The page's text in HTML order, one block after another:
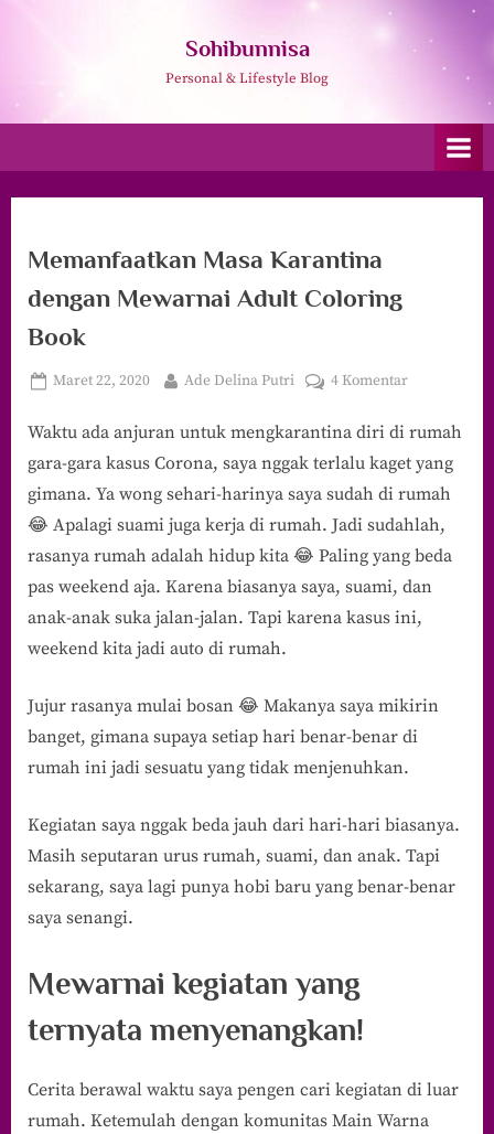
Sohibunnisa
Personal & Lifestyle Blog
Memanfaatkan Masa Karantina
dengan Mewarnai Adult Coloring
Book
Posted
Maret 22, 2020 By
Ade Delina Putri 4 Komentarpada
Masa
Karantina
Mewarnai
Adult
Coloring
Book
Waktu ada anjuran untuk mengkarantina diri di rumah
gara-gara kasus Corona, saya nggak terlalu kaget yang
gimana. Ya wong sehari-harinya saya sudah di rumah
😂 Apalagi suami juga kerja di rumah. Jadi sudahlah,
rasanya rumah adalah hidup kita 😂 Paling yang beda
pas weekend aja. Karena biasanya saya, suami, dan
anak-anak suka jalan-jalan. Tapi karena kasus ini,
weekend kita jadi auto di rumah.
Jujur rasanya mulai bosan 😂 Makanya saya mikirin
banget, gimana supaya setiap hari benar-benar di
rumah ini jadi sesuatu yang tidak menjenuhkan.
Kegiatan saya nggak beda jauh dari hari-hari biasanya.
Masih seputaran urus rumah, suami, dan anak. Tapi
sekarang, saya lagi punya hobi baru yang benar-benar
saya senangi.
Mewarnai kegiatan yang
ternyata menyenangkan!
Cerita berawal waktu saya pengen cari kegiatan di luar
rumah. Ketemulah dengan komunitas Main Warna